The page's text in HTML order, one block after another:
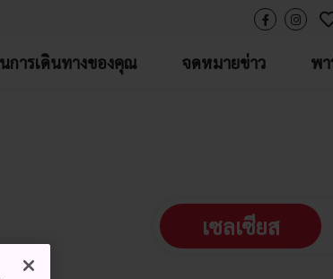
การเดินทางของคุณ จดหมายข่าว พา
เซลเซียส